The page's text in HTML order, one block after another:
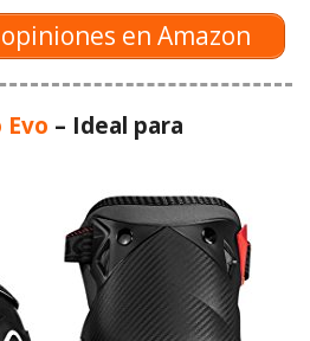
en Amazon
– Ideal para